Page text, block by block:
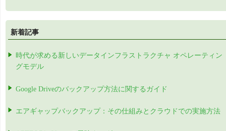
新着記事
時代が求める新しいデータインフラストラクチャ オペレーティン
グモデル
Google Driveのバックアップ方法に関するガイド
エアギャップバックアップ：その仕組みとクラウドでの実施方法